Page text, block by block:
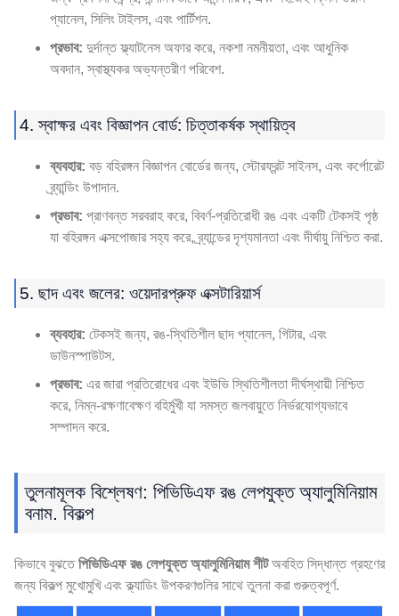
প্যানেল, সিলিং টাইলস, এবং পার্টিশন.
প্রভাব: দুর্দান্ত ফ্ল্যাটনেস অফার করে, নকশা নমনীয়তা, এবং আধুনিক
অবদান, স্বাস্থ্যকর অভ্যন্তরীণ পরিবেশ.
4. স্বাক্ষর এবং বিজ্ঞাপন বোর্ড: চিত্তাকর্ষক স্থায়িত্ব
ব্যবহার: বড় বহিরঙ্গন বিজ্ঞাপন বোর্ডের জন্য, স্টোরফ্রন্ট সাইনস, এবং কর্পোরেট
ব্র্যান্ডিং উপাদান.
প্রভাব: প্রাণবন্ত সরবরাহ করে, বিবর্ণ-প্রতিরোধী রঙ এবং একটি টেকসই পৃষ্ঠ
যা বহিরঙ্গন এক্সপোজার সহ্য করে, ব্র্যান্ডের দৃশ্যমানতা এবং দীর্ঘায়ু নিশ্চিত করা.
5. ছাদ এবং জলের: ওয়েদারপ্রুফ এক্সটারিয়ার্স
ব্যবহার: টেকসই জন্য, রঙ-স্থিতিশীল ছাদ প্যানেল, গিটার, এবং
ডাউনস্পাউটস.
প্রভাব: এর জারা প্রতিরোধের এবং ইউভি স্থিতিশীলতা দীর্ঘস্থায়ী নিশ্চিত
করে, নিম্ন-রক্ষণাবেক্ষণ বহির্মুখী যা সমস্ত জলবায়ুতে নির্ভরযোগ্যভাবে
সম্পাদন করে.
তুলনামূলক বিশ্লেষণ: পিভিডিএফ রঙ লেপযুক্ত অ্যালুমিনিয়াম
বনাম. বিকল্প
কিভাবে বুঝতেপিভিডিএফ রঙ লেপযুক্ত অ্যালুমিনিয়াম শীটঅবহিত সিদ্ধান্ত গ্রহণের
জন্য বিকল্প মুখোমুখি এবং ক্ল্যাডিং উপকরণগুলির সাথে তুলনা করা গুরুত্বপূর্ণ.